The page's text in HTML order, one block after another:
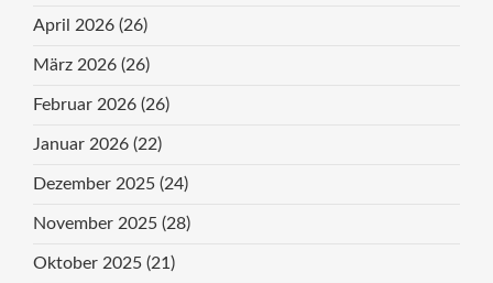
April 2026 (26)
März 2026 (26)
Februar 2026 (26)
Januar 2026 (22)
Dezember 2025 (24)
November 2025 (28)
Oktober 2025 (21)